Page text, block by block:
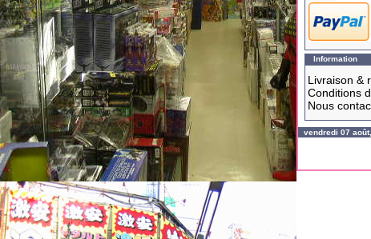
Information
Livraison &
Conditions
Nous
vendredi 07